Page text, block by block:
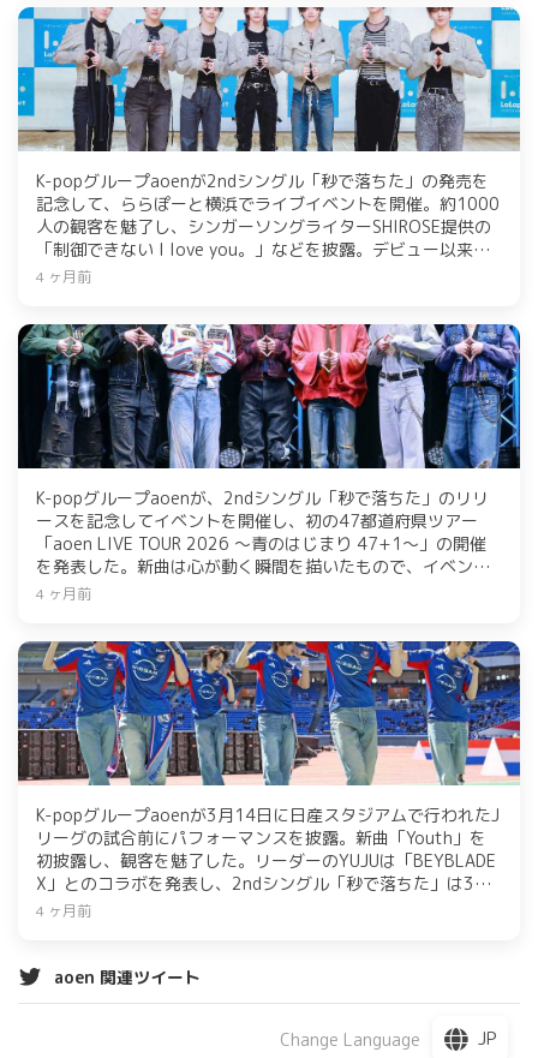
K-popグループaoenが2ndシングル「秒で落ちた」の発売を
記念して、ららぽーと横浜でライブイベントを開催。約1000
人の観客を魅了し、シンガーソングライターSHIROSE提供の
「制御できない I love you。」などを披露。デビュー以来、
等身大の感情を表現し続けるaoenは、47都道府県ツアー
4 ヶ月前
K-popグループaoenが、2ndシングル「秒で落ちた」のリリ
ースを記念してイベントを開催し、初の47都道府県ツアー
「aoen LIVE TOUR 2026 ～青のはじまり 47+1～」の開催
を発表した。新曲は心が動く瞬間を描いたもので、イベント
ではメンバーが楽曲の制作秘話やエピソードを披露。ファン
4 ヶ月前
K-popグループaoenが3月14日に日産スタジアムで行われたJ
リーグの試合前にパフォーマンスを披露。新曲「Youth」を
初披露し、観客を魅了した。リーダーのYUJUは「BEYBLADE
X」とのコラボを発表し、2ndシングル「秒で落ちた」は3月
18日に発売予定。ファンの期待が高まる中、詳細は3月21日
4 ヶ月前
aoen 関連ツイート
Change Language JP